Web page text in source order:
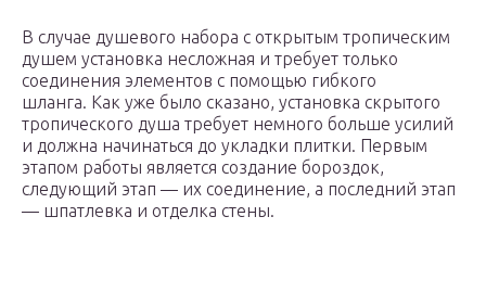
В случае душевого набора с открытым тропическим
душем установка несложная и требует только
соединения элементов с помощью гибкого
шланга. Как уже было сказано, установка скрытого
тропического душа требует немного больше усилий
и должна начинаться до укладки плитки. Первым
этапом работы является создание бороздок,
следующий этап — их соединение, а последний этап
— шпатлевка и отделка стены.